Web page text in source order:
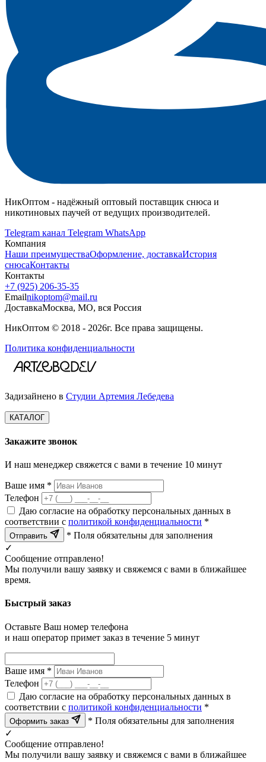
НикОптом - надёжный оптовый поставщик снюса и
никотиновых паучей от ведущих производителей.
Telegram канал Telegram WhatsApp
Компания
Наши преимуществаОформление, доставкаИстория
снюсаКонтакты
Контакты
+7 (925) 206‑35‑35
Emailnikoptom@mail.ru
ДоставкаМосква, МО, вся Россия
НикОптом © 2018 - 2026г. Все права защищены.
Политика конфиденциальности
Задизайнено в Студии Артемия Лебедева
КАТАЛОГ
Закажите звонок
И наш менеджер свяжется с вами в течение 10 минут
Ваше имя *
Телефон
Даю согласие на обработку персональных данных в
соответствии с политикой конфиденциальности *
Отправить
* Поля обязательны для заполнения
✓
Сообщение отправлено!
Мы получили вашу заявку и свяжемся с вами в ближайшее
время.
Быстрый заказ
Оставьте Ваш номер телефона
и наш оператор примет заказ в течение 5 минут
Ваше имя *
Телефон
Даю согласие на обработку персональных данных в
соответствии с политикой конфиденциальности *
Оформить заказ
* Поля обязательны для заполнения
✓
Сообщение отправлено!
Мы получили вашу заявку и свяжемся с вами в ближайшее